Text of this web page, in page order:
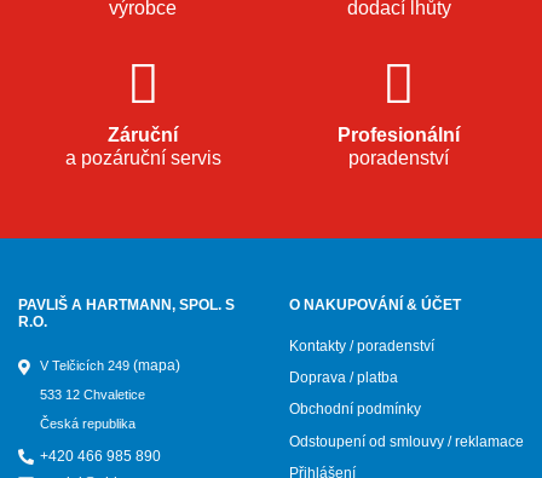
výrobce
dodací lhůty
Záruční
a pozáruční servis
Profesionální
poradenství
PAVLIŠ A HARTMANN, SPOL. S
R.O.
V Telčicích 249 (mapa)
533 12 Chvaletice
Česká republika
+420 466 985 890
O NAKUPOVÁNÍ & ÚČET
Kontakty / poradenství
Doprava / platba
Obchodní podmínky
Odstoupení od smlouvy / reklamace
Přihlášení